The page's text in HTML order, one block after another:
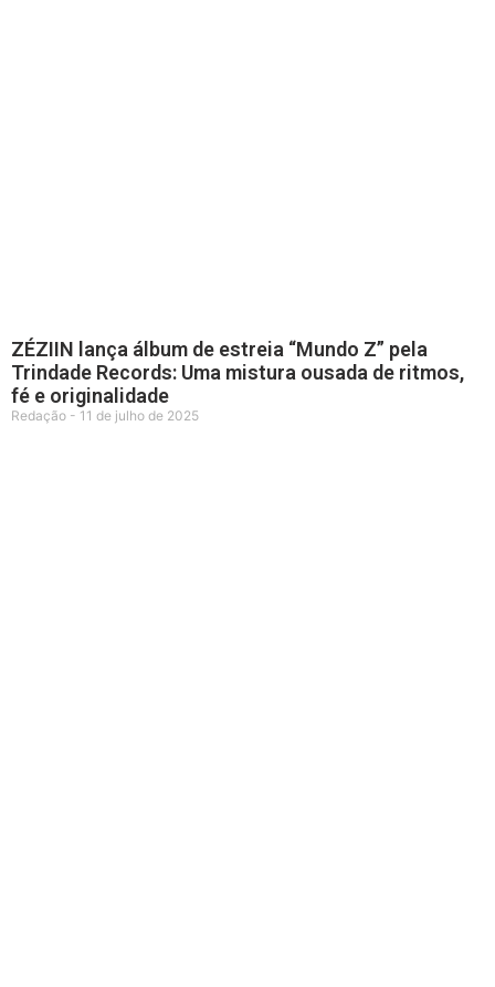
ZÉZIIN lança álbum de estreia “Mundo Z” pela
Trindade Records: Uma mistura ousada de ritmos,
fé e originalidade
Redação 11 de julho de 2025